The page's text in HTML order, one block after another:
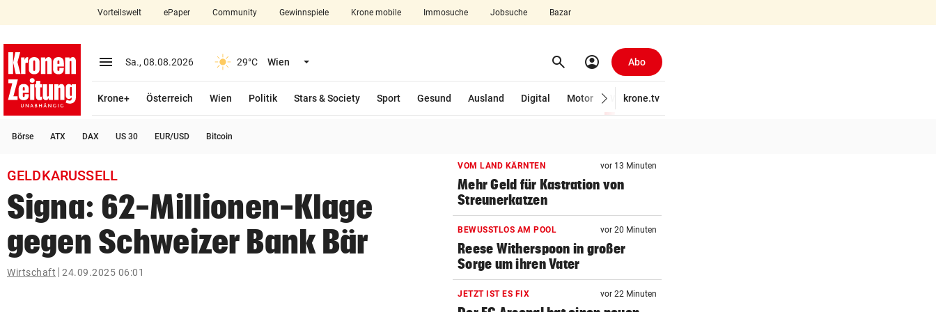
closeSchließen
account_circle Anmelden
arrow_right
bookmark
search
Suchbegriff
eingeben
Vorteilswelt ePaper Community Gewinnspiele Krone mobile Immosuche Jobsuche Bazar
menu Menü aufklappen
Sa., 08.08.2026 29°C Wien Menü aufklappen search Suchen
account_circle Abo
Krone+ Österreich Wien Politik Stars & Society Sport Gesund Ausland Digital Motor Wirtschaft
krone.tv
Börse ATX DAX US 30 EUR/USD Bitcoin
GELDKARUSSELL
Signa: 62-Millionen-Klage
gegen Schweizer Bank Bär
Wirtschaft 24.09.2025 06:01
VOM LAND KÄRNTEN vor 13 Minuten
Mehr Geld für Kastration von
Streunerkatzen
BEWUSSTLOS AM POOL vor 20 Minuten
Reese Witherspoon in großer
Sorge um ihren Vater
JETZT IST ES FIX vor 22 Minuten